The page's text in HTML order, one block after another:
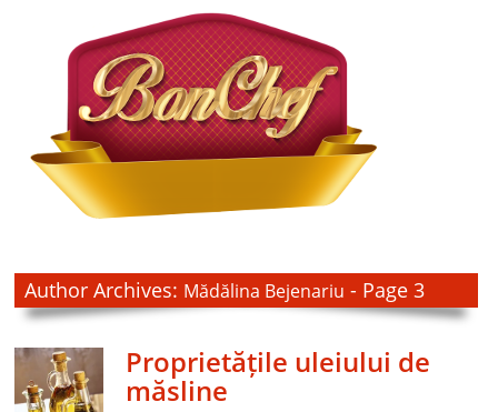
Author Archives: Mădălina Bejenariu - Page 3
Proprietățile uleiului de
măsline